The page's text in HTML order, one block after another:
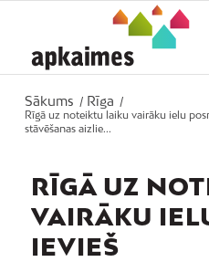
Sākums / Rīga
/
Rīgā uz noteiktu laiku vairāku ielu
stāvēšanas aizlie...
RĪGĀ UZ
VAIRĀKU
IEVIEŠ